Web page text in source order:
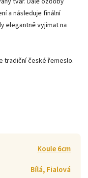
a následuje finální
elegantně vyjímat na
tradiční české řemeslo.
Koule 6cm
Bílá, Fialová